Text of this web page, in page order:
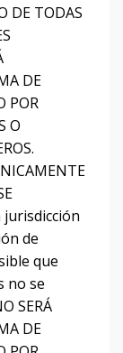
DE TODAS
DE
POR
O
jurisdicción
de
que
no se
SERÁ
DE